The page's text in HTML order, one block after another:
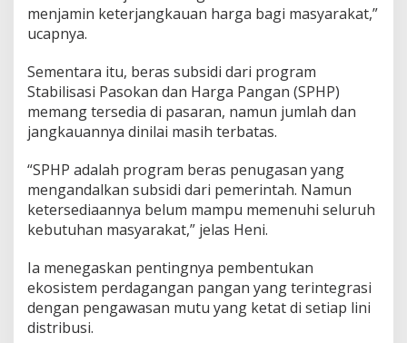
menjamin keterjangkauan harga bagi masyarakat,”
ucapnya.
Sementara itu, beras subsidi dari program
Stabilisasi Pasokan dan Harga Pangan (SPHP)
memang tersedia di pasaran, namun jumlah dan
jangkauannya dinilai masih terbatas.
“SPHP adalah program beras penugasan yang
mengandalkan subsidi dari pemerintah. Namun
ketersediaannya belum mampu memenuhi seluruh
kebutuhan masyarakat,” jelas Heni.
Ia menegaskan pentingnya pembentukan
ekosistem perdagangan pangan yang terintegrasi
dengan pengawasan mutu yang ketat di setiap lini
distribusi.